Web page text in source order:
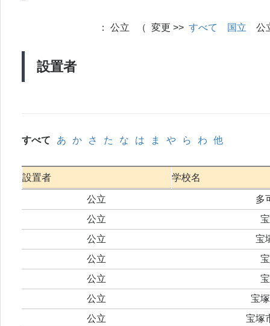
設置者
： 公立 （ 変更 >> すべて 国立
すべて あ か さ た な は ま や ら わ 他
設置者 学校名
公立
多
公立
公立
宝
公立
公立
公立
宝
公立
宝塚